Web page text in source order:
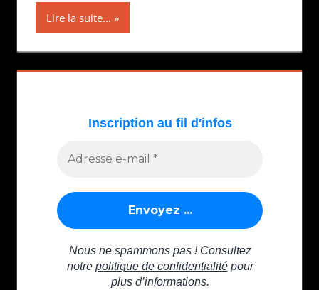
Lire la suite...